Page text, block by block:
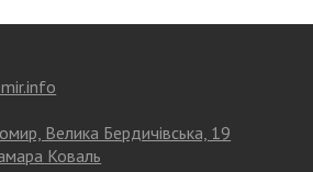
Велика Бердичівська, 19
Коваль